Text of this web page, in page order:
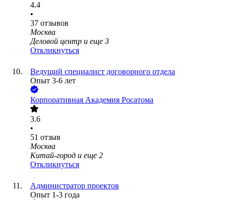
4.4
•
37 отзывов
Москва
Деловой центр и еще 3
Откликнуться
Ведущий специалист договорного отдела
Опыт 3-6 лет
Корпоративная Академия Росатома
3.6
•
51 отзыв
Москва
Китай-город и еще 2
Откликнуться
Администратор проектов
Опыт 1-3 года